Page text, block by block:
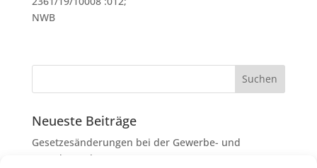
NWB
Neueste Beiträge
Gesetzesänderungen bei der Gewerbe- und
Grunderwerbsteuer